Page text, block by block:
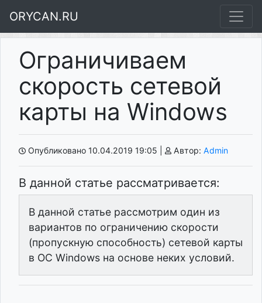
ORYCAN.RU
Ограничиваем
скорость сетевой
карты на Windows
Опубликовано 10.04.2019 19:05 Автор: Admin
В данной статье рассматривается:
В данной статье рассмотрим один из
вариантов по ограничению скорости
(пропускную способность) сетевой карты
в ОС Windows на основе неких условий.